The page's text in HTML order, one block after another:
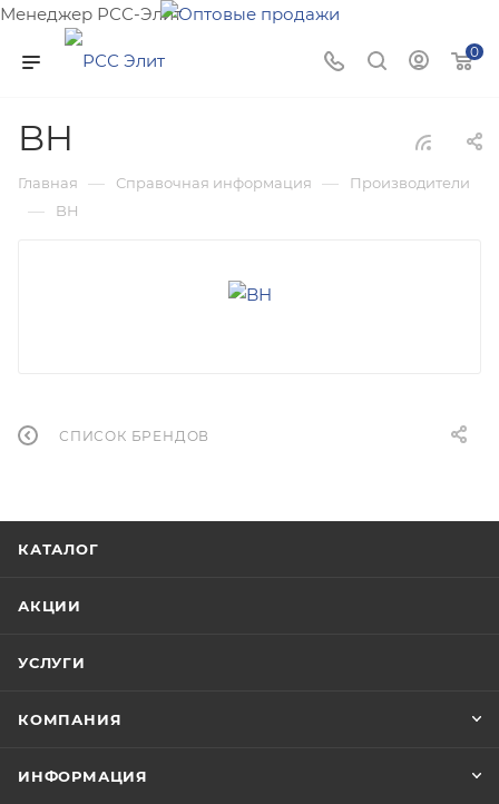
Менеджер РСС-Элит
Напишите нам и мы поможем подобрать товар именно
для Вас!
0
BH
Главная — Справочная информация — Производители
— BH
СПИСОК БРЕНДОВ
КАТАЛОГ
АКЦИИ
УСЛУГИ
КОМПАНИЯ
ИНФОРМАЦИЯ